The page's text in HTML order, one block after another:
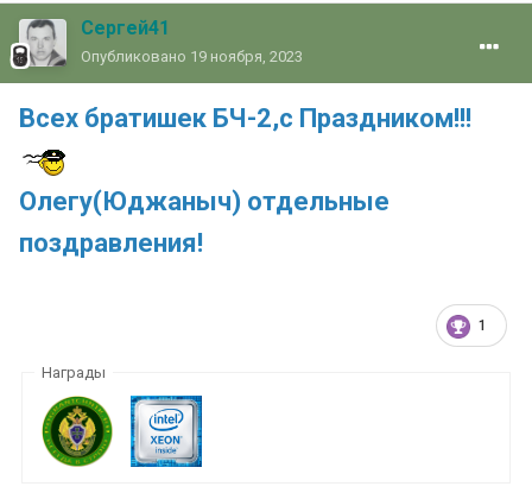
Сергей41
Опубликовано 19 ноября, 2023
Всех братишек БЧ-2,с Праздником!!!
Олегу(Юджаныч) отдельные
поздравления!
1
Награды